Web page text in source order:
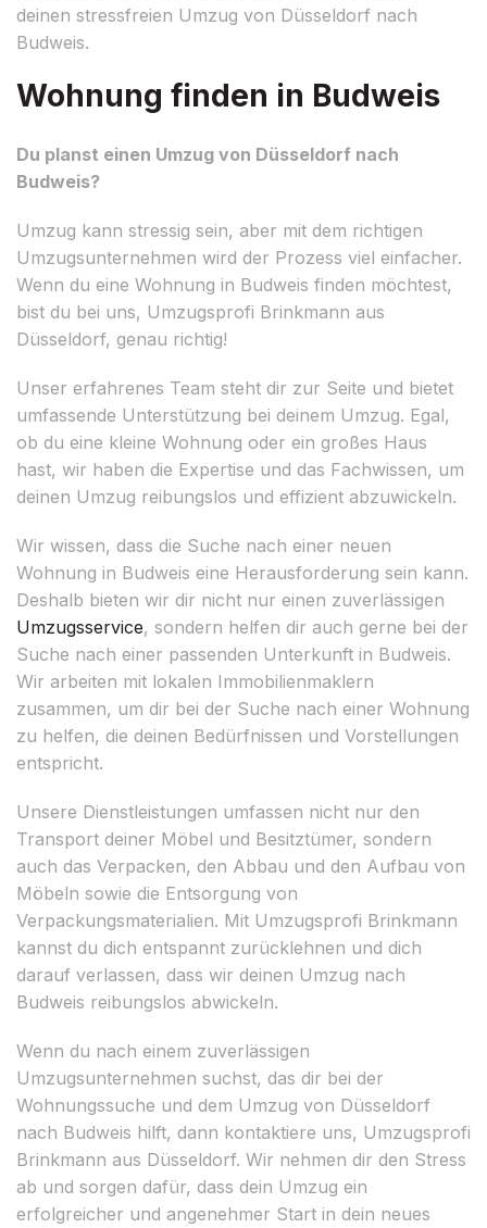
deinen stressfreien Umzug von Düsseldorf nach
Budweis.
Wohnung finden in Budweis
Du planst einen Umzug von Düsseldorf nach
Budweis?
Umzug kann stressig sein, aber mit dem richtigen
Umzugsunternehmen wird der Prozess viel einfacher.
Wenn du eine Wohnung in Budweis finden möchtest,
bist du bei uns, Umzugsprofi Brinkmann aus
Düsseldorf, genau richtig!
Unser erfahrenes Team steht dir zur Seite und bietet
umfassende Unterstützung bei deinem Umzug. Egal,
ob du eine kleine Wohnung oder ein großes Haus
hast, wir haben die Expertise und das Fachwissen, um
deinen Umzug reibungslos und effizient abzuwickeln.
Wir wissen, dass die Suche nach einer neuen
Wohnung in Budweis eine Herausforderung sein kann.
Deshalb bieten wir dir nicht nur einen zuverlässigen
Umzugsservice, sondern helfen dir auch gerne bei der
Suche nach einer passenden Unterkunft in Budweis.
Wir arbeiten mit lokalen Immobilienmaklern
zusammen, um dir bei der Suche nach einer Wohnung
zu helfen, die deinen Bedürfnissen und Vorstellungen
entspricht.
Unsere Dienstleistungen umfassen nicht nur den
Transport deiner Möbel und Besitztümer, sondern
auch das Verpacken, den Abbau und den Aufbau von
Möbeln sowie die Entsorgung von
Verpackungsmaterialien. Mit Umzugsprofi Brinkmann
kannst du dich entspannt zurücklehnen und dich
darauf verlassen, dass wir deinen Umzug nach
Budweis reibungslos abwickeln.
Wenn du nach einem zuverlässigen
Umzugsunternehmen suchst, das dir bei der
Wohnungssuche und dem Umzug von Düsseldorf
nach Budweis hilft, dann kontaktiere uns, Umzugsprofi
Brinkmann aus Düsseldorf. Wir nehmen dir den Stress
ab und sorgen dafür, dass dein Umzug ein
erfolgreicher und angenehmer Start in dein neues